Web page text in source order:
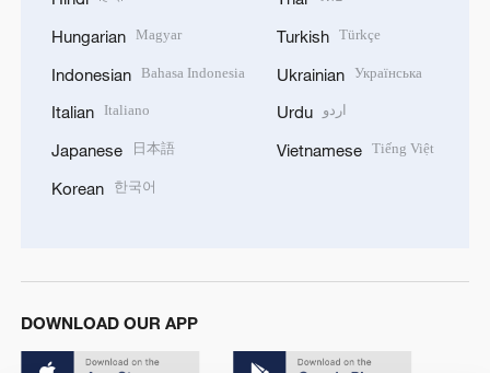
Hungarian Magyar
Indonesian Bahasa Indonesia
Italian Italiano
Japanese 日本語
Korean 한국어
Turkish Türkçe
Ukrainian Українська
Urdu اردو
Vietnamese Tiếng Việt
DOWNLOAD OUR APP